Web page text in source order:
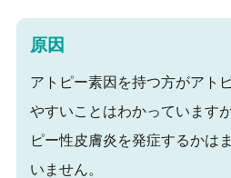
原因
アトピー素因を持つ方がアト
やすいことはわかっています
ピー性皮膚炎を発症するかは
いません。